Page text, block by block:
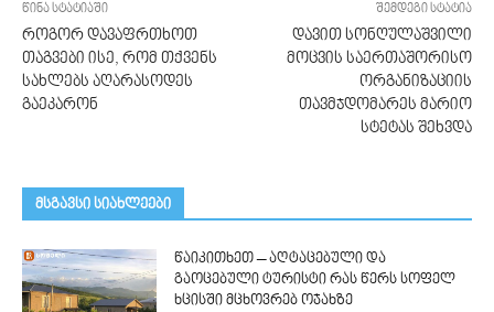
წინა სტატიაში
როგორ დავაფრთხოთ
თაგვები ისე, რომ თქვენს
სახლებს აღარასოდეს
გაეკარონ
შემდეგი სტატია
დავით სონღულაშვილი
მოცვის საერთაშორისო
ორგანიზაციის
თავმჯდომარეს მარიო
სტეტას შეხვდა
მსგავსი სიახლეები
წაიკითხეთ – აღტაცებული და
გაოცებული ტურისტი რას წერს სოფელ
ხცისში მცხოვრებ ოჯახზე